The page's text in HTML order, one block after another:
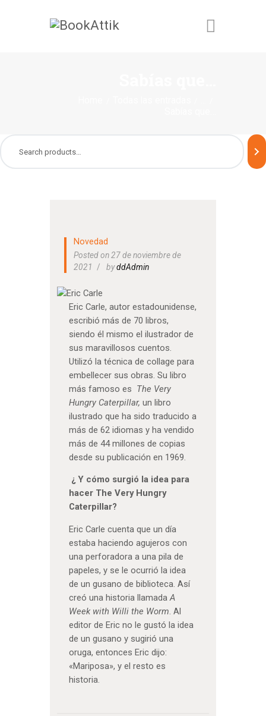
PROMOCIONES
Novedad
Posted on 27 de noviembre de
2021
byddAdmin
Eric Carle, autor estadounidense,
escribió más de 70 libros,
siendo él mismo el ilustrador de
sus maravillosos cuentos.
Utilizó la técnica de collage para
embellecer sus obras. Su libro
más famoso es The Very
Hungry Caterpillar, un libro
ilustrado que ha sido traducido a
más de 62 idiomas y ha vendido
más de 44 millones de copias
desde su publicación en 1969.
¿ Y cómo surgió la idea para
hacer The Very Hungry
Caterpillar?
Eric Carle cuenta que un día
estaba haciendo agujeros con
una perforadora a una pila de
papeles, y se le ocurrió la idea
de un gusano de biblioteca. Así
creó una historia llamadaA
Week with Willi the Worm. Al
editor de Eric no le gustó la idea
de un gusano y sugirió una
oruga, entonces Eric dijo:
«Mariposa», y el resto es
historia.